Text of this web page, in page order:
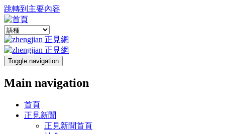
跳轉到主要內容
Toggle navigation
Main navigation
首頁
正見新聞
正見新聞首頁